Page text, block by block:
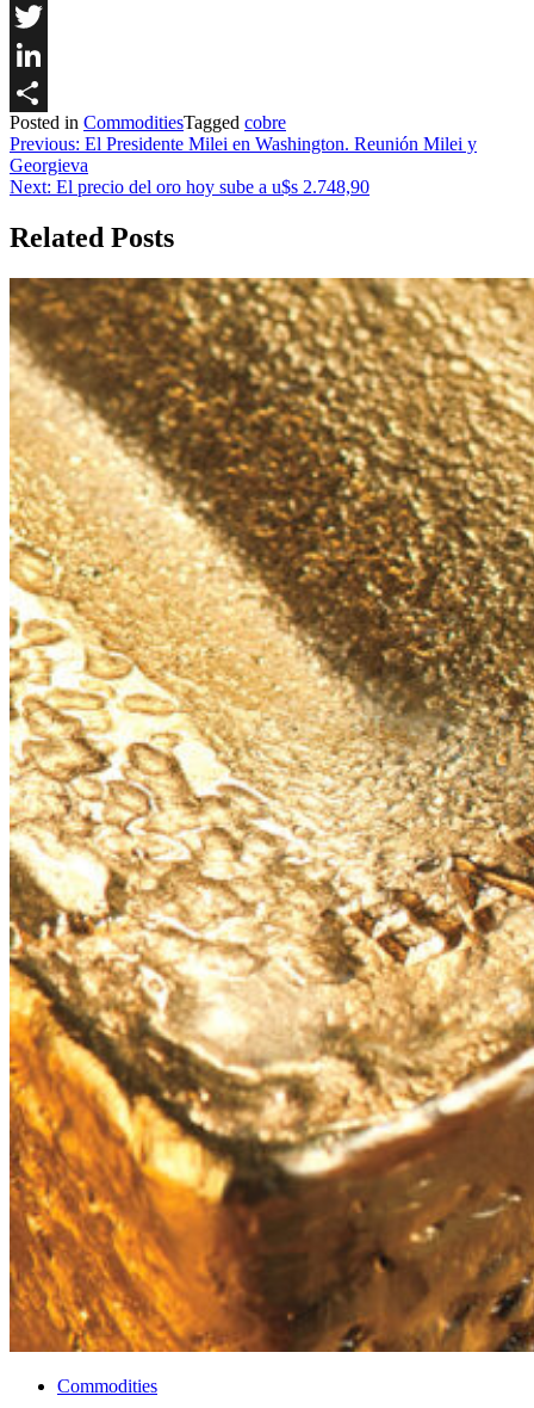
Facebook
Twitter
LinkedIn
Share
Posted in CommoditiesTagged cobre
Navegación
de
Previous: El Presidente Milei en Washington. Reunión Milei y
Georgieva
Next: El precio del oro hoy sube a u$s 2.748,90
Related Posts
Commodities